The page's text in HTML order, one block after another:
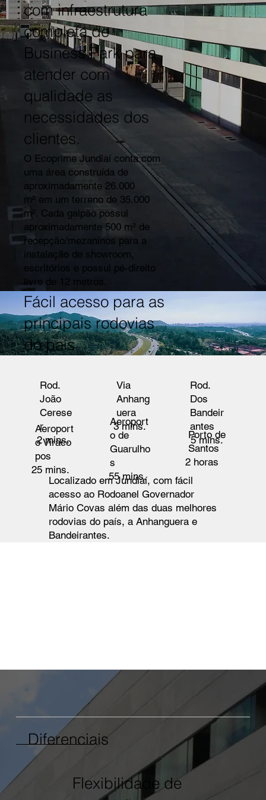
com infraestrutura
completa de
Business Park para
atender com
qualidade as
necessidades dos
clientes.
O Ecoprime Jundiaí conta com
uma área construída de
aproximadamente 26.000
m² em um terreno de 35.000
m². Cada galpão possui
aproximadamente 500 m² de
recepção/mezaninos para a
instalação de showroom,
escritórios e possui pé-direito
livre de 12 metros.
Fácil acesso para as
principais rodovias
do país
Rod.
João
Cerese
r
2 mins.
Via
Anhang
uera
3 mins.
Rod.
Dos
Bandeir
antes
5 mins.
Aeroport
o Viraco
pos
25 mins.
Localizado em Jundiaí, com fácil
acesso ao Rodoanel Governador
Mário Covas além das duas melhores
rodovias do país, a Anhanguera e
Bandeirantes.
Aeroport
o de
Guarulho
s
55 mins.
Porto de
Santos
2 horas
Diferenciais
Flexibilidade de